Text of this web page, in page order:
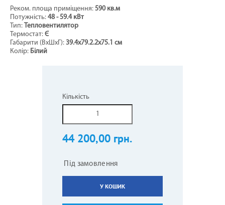
Реком. площа приміщення: 590 кв.м
Потужність: 48 - 59.4 кВт
Тип: Тепловентилятор
Термостат: Є
Габарити (ВхШхГ): 39.4х79.2.2x75.1 см
Колір: Білий
Кількість
44 200,00 грн.
Під замовлення
У КОШИК